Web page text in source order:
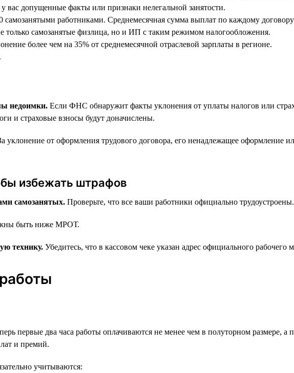
допущенные факты или признаки нелегальной занятости.
самозанятыми работниками. Среднемесячная сумма выплат по каждому
только самозанятые физлица, но и ИП с таким режимом налогообложения.
более чем на 35% от среднемесячной отраслевой зарплаты в регионе.
недоимки. Если ФНС обнаружит факты уклонения от уплаты налогов или
и страховые взносы будут доначислены.
уклонение от оформления трудового договора, его ненадлежащее оформление
избежать штрафов
самозанятых. Проверьте, что все ваши работники официально трудоустроены.
быть ниже МРОТ.
технику. Убедитесь, что в кассовом чеке указан адрес официального рабочего
первые два часа работы оплачиваются не менее чем в полуторном
и премий.
учитываются: